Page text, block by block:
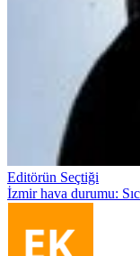
Editörün Seçtiği
İzmir hava durumu: